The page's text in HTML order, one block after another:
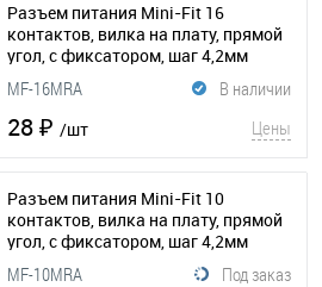
Разъем питания Mini-Fit 16
контактов, вилка на плату, прямой
угол, с фиксатором, шаг 4,2мм
(125-053)
В наличии
MF-16MRA
28 ₽ /шт Цены
Разъем питания Mini-Fit 10
контактов, вилка на плату, прямой
угол, с фиксатором, шаг 4,2мм
(125-051)
Под заказ
MF-10MRA